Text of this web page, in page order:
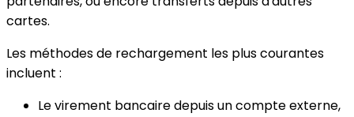
cartes.
Les méthodes de rechargement les plus courantes
incluent :
Le virement bancaire depuis un compte externe,